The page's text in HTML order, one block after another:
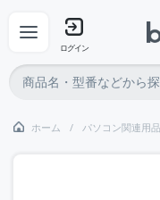
ログイン
ホーム パソコン関連用品